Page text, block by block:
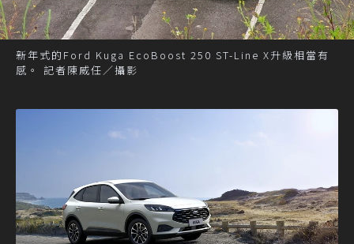
新年式的Ford Kuga EcoBoost 250 ST-Line X升級相當有
感。 記者陳威任／攝影